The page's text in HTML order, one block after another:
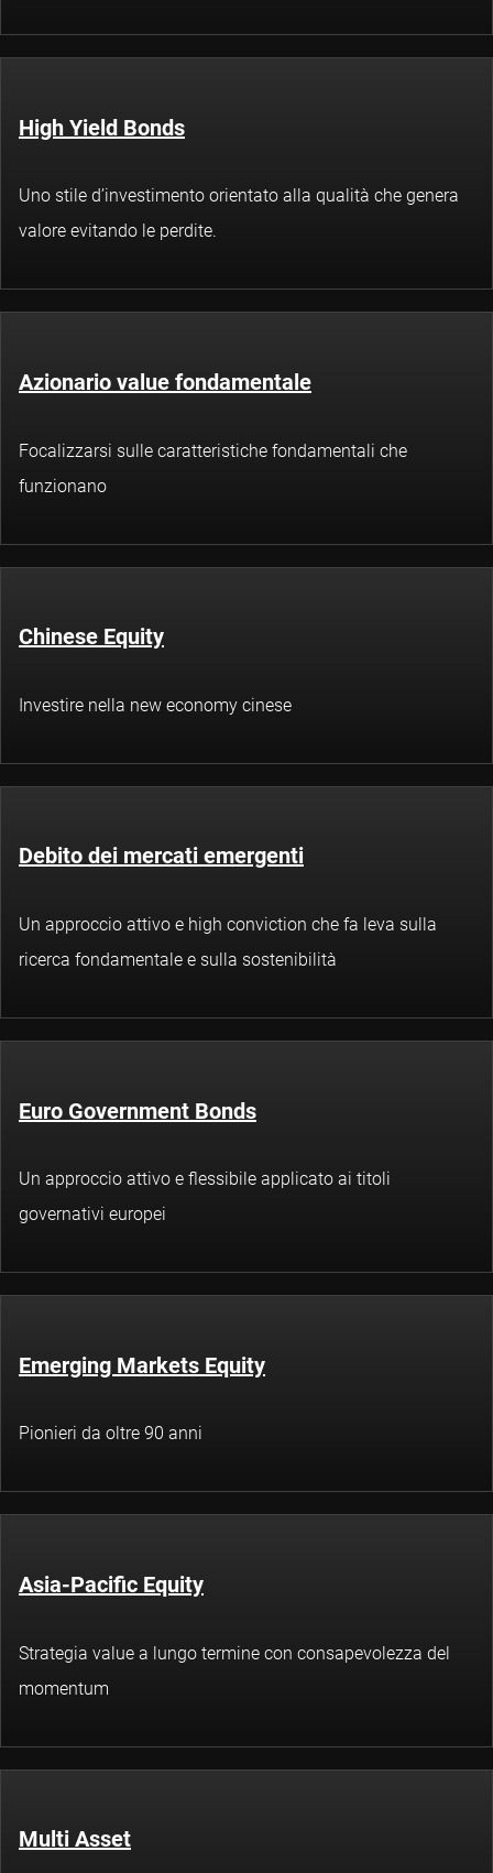
High Yield Bonds
Uno stile d’investimento orientato alla qualità che genera
valore evitando le perdite.
Azionario value fondamentale
Focalizzarsi sulle caratteristiche fondamentali che
funzionano
Chinese Equity
Investire nella new economy cinese
Debito dei mercati emergenti
Un approccio attivo e high conviction che fa leva sulla
ricerca fondamentale e sulla sostenibilità
Euro Government Bonds
Un approccio attivo e flessibile applicato ai titoli
governativi europei
Emerging Markets Equity
Pionieri da oltre 90 anni
Asia-Pacific Equity
Strategia value a lungo termine con consapevolezza del
momentum
Multi Asset